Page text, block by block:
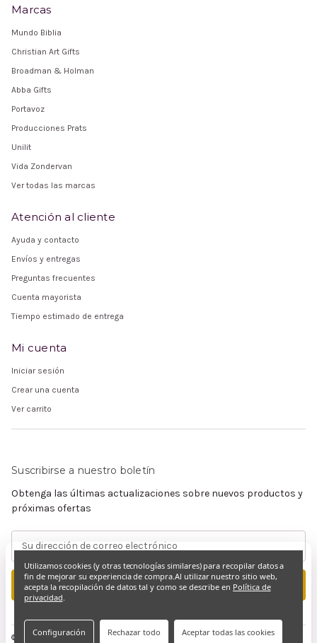
Marcas
Mundo Biblia
Christian Art Gifts
Broadman & Holman
Abba Gifts
Portavoz
Producciones Prats
Unilit
Vida Zondervan
Ver todas las marcas
Atención al cliente
Ayuda y contacto
Envíos y entregas
Preguntas frecuentes
Cuenta mayorista
Tiempo estimado de entrega
Mi cuenta
Iniciar sesión
Crear una cuenta
Ver carrito
Suscribirse a nuestro boletín
Obtenga las últimas actualizaciones sobre nuevos productos y
próximas ofertas
de
correo
electrónico
© 2026 Claramente Cristiano
Utilizamos cookies (y otras tecnologías similares) para recopilar datos a
fin de mejorar su experiencia de compra.Al utilizar nuestro sitio web,
acepta la recopilación de datos tal y como se describe en Política de
privacidad.
Configuración Rechazar todo Aceptar todas las cookies